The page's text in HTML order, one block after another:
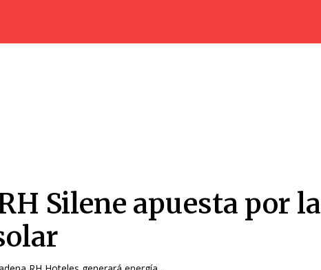
Silene apuesta por la